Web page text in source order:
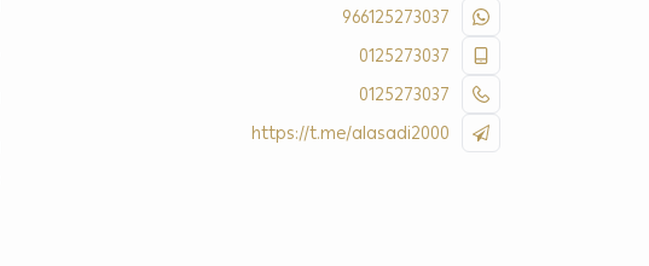
966125273037
0125273037
0125273037
https://t.me/alasadi2000